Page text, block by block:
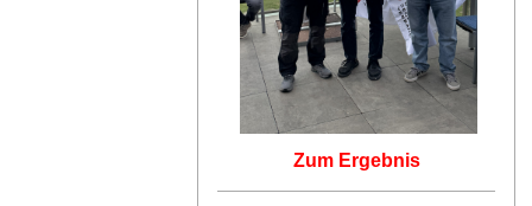
Zum Ergebnis